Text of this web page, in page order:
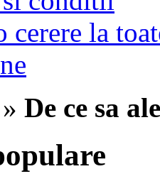
cerere la
» De ce sa